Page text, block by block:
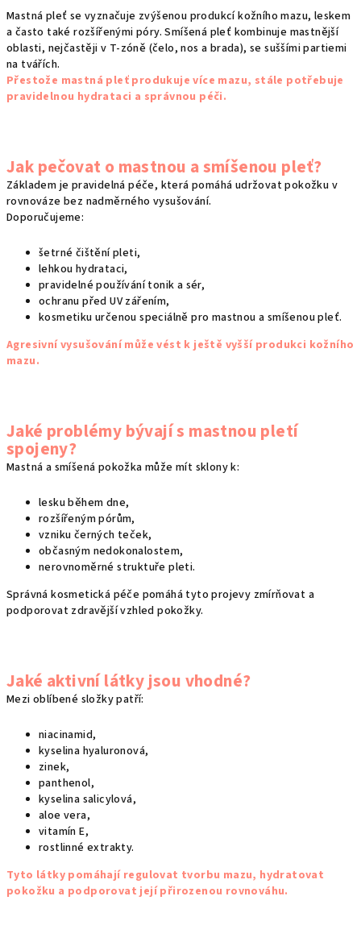
d
a
í
p
y
v
ý
u
Mastná pleť se vyznačuje zvýšenou produkcí kožního mazu, leskem
a často také rozšířenými póry. Smíšená pleť kombinuje mastnější
oblasti, nejčastěji v T-zóně (čelo, nos a brada), se suššími partiemi
na tvářích.
Přestože mastná pleť produkuje více mazu, stále potřebuje
pravidelnou hydrataci a správnou péči.
Jak pečovat o mastnou a smíšenou pleť?
Základem je pravidelná péče, která pomáhá udržovat pokožku v
rovnováze bez nadměrného vysušování.
Doporučujeme:
šetrné čištění pleti,
lehkou hydrataci,
pravidelné používání tonik a sér,
ochranu před UV zářením,
kosmetiku určenou speciálně pro mastnou a smíšenou pleť.
Agresivní vysušování může vést k ještě vyšší produkci kožního
mazu.
Jaké problémy bývají s mastnou pletí
spojeny?
Mastná a smíšená pokožka může mít sklony k:
lesku během dne,
rozšířeným pórům,
vzniku černých teček,
občasným nedokonalostem,
nerovnoměrné struktuře pleti.
Správná kosmetická péče pomáhá tyto projevy zmírňovat a
podporovat zdravější vzhled pokožky.
Jaké aktivní látky jsou vhodné?
Mezi oblíbené složky patří:
niacinamid,
kyselina hyaluronová,
zinek,
panthenol,
kyselina salicylová,
aloe vera,
vitamín E,
rostlinné extrakty.
Tyto látky pomáhají regulovat tvorbu mazu, hydratovat
pokožku a podporovat její přirozenou rovnováhu.